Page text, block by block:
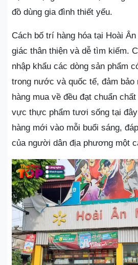
đồ dùng gia đình thiết yếu.
Cách bố trí hàng hóa tại Hoài
giác thân thiện và dễ tìm kiếm.
nhập khẩu các dòng sản phẩm
trong nước và quốc tế, đảm bảo
hàng mua về đều đạt chuẩn
vực thực phẩm tươi sống tại
hàng mới vào mỗi buổi sáng,
của người dân địa phương một